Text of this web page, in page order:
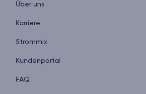
Über uns
Karriere
Strommix
Kundenportal
FAQ